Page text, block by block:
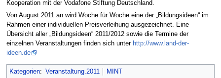
Kooperation mit der Vodafone Stiftung Deutschland.
Von August 2011 an wird Woche für Woche eine der „Bildungsideen“ im
Rahmen einer individuellen Preisverleihung ausgezeichnet. Eine
Übersicht aller „Bildungsideen“ 2011/2012 sowie die Termine der
einzelnen Veranstaltungen finden sich unter http://www.land-der-
ideen.de
Kategorien: Veranstaltung.2011 MINT